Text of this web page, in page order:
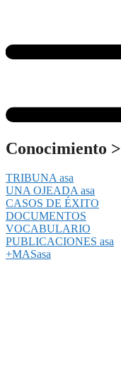
Conocimiento >
TRIBUNA asa
UNA OJEADA asa
CASOS DE ÉXITO
DOCUMENTOS
VOCABULARIO
PUBLICACIONES asa
+MASasa